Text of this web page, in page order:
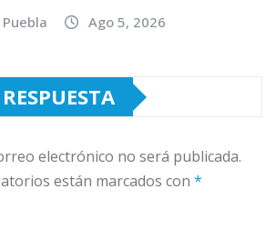
Ago 5, 2026
electrónico no será publicada.
están marcados con *